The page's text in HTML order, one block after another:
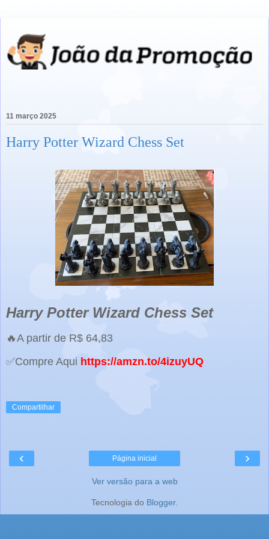
11 março 2025
Harry Potter Wizard Chess Set
Harry Potter Wizard Chess Set
🔥A partir de R$ 64,83
✅Compre Aqui https://amzn.to/4izuyUQ
Compartilhar
‹ ›
Página inicial
Ver versão para a web
Tecnologia do Blogger.